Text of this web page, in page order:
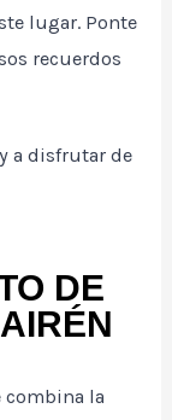
lugar. Ponte
recuerdos
a disfrutar de
DE
combina la